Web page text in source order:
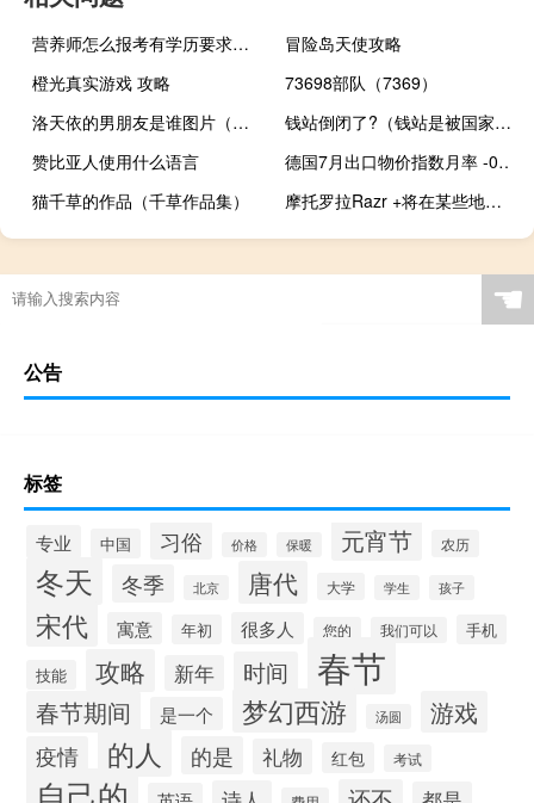
营养师怎么报考有学历要求吗（报考营养师需要什么条件）
冒险岛天使攻略
橙光真实游戏 攻略
73698部队（7369）
洛天依的男朋友是谁图片（洛天依有没有男朋友）
钱站倒闭了?（钱站是被国家停止了吗）
赞比亚人使用什么语言
德国7月出口物价指数月率 -0.3%前值-0.1%；年率 -3.2%前值-0.9%
猫千草的作品（千草作品集）
摩托罗拉Razr +将在某些地区作为Moto Razr 40 Ultra出售
☚
公告
标签
专业 中国 习俗 价格 保暖 元宵节 农历
冬天 冬季 北京 唐代 大学 学生 孩子
宋代 寓意 年初 很多人 您的 我们可以
手机
技能
攻略 新年 时间 春节
春节期间 是一个 梦幻西游 汤圆 游戏
疫情 的人 的是 礼物 红包 考试
自己的